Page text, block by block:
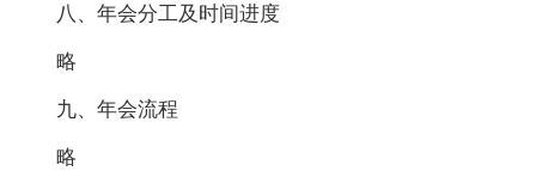
八、年会分工及时间进度
略
九、年会流程
略